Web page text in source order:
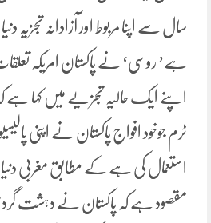
سال سے اپنا مربوط اور آزادانہ تجزیہ
ہے’ روسی‘ نے پاکستان امریکہ
اپنے ایک حالیہ تجزیے میں کہا ہے
ٹرم جوخود افواج پاکستان نے اپنی
استعمال کی ہے کے مطابق مغربی دنیا
مقصود ہے کہ پاکستان نے دہشت